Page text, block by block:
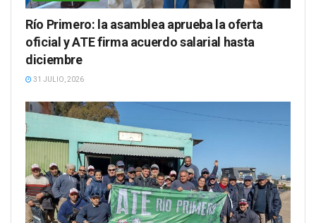
Río Primero: la asamblea aprueba la oferta
oficial y ATE firma acuerdo salarial hasta
diciembre
31 JULIO, 2026